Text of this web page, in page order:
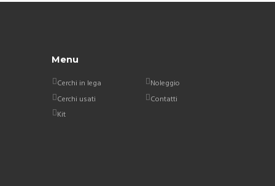
Menu
Cerchi in lega
Cerchi usati
Kit
Noleggio
Contatti